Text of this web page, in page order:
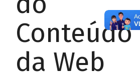
Conteúdo
da Web